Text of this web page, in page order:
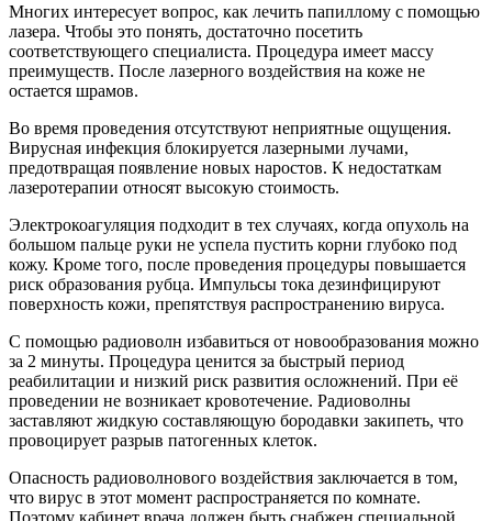
Многих интересует вопрос, как лечить папиллому с помощью
лазера. Чтобы это понять, достаточно посетить
соответствующего специалиста. Процедура имеет массу
преимуществ. После лазерного воздействия на коже не
остается шрамов.
Во время проведения отсутствуют неприятные ощущения.
Вирусная инфекция блокируется лазерными лучами,
предотвращая появление новых наростов. К недостаткам
лазеротерапии относят высокую стоимость.
Электрокоагуляция подходит в тех случаях, когда опухоль на
большом пальце руки не успела пустить корни глубоко под
кожу. Кроме того, после проведения процедуры повышается
риск образования рубца. Импульсы тока дезинфицируют
поверхность кожи, препятствуя распространению вируса.
С помощью радиоволн избавиться от новообразования можно
за 2 минуты. Процедура ценится за быстрый период
реабилитации и низкий риск развития осложнений. При её
проведении не возникает кровотечение. Радиоволны
заставляют жидкую составляющую бородавки закипеть, что
провоцирует разрыв патогенных клеток.
Опасность радиоволнового воздействия заключается в том,
что вирус в этот момент распространяется по комнате.
Поэтому кабинет врача должен быть снабжен специальной